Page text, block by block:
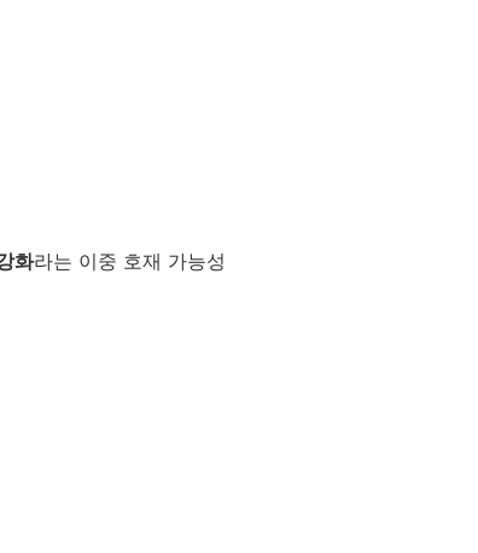
화라는 이중 호재 가능성